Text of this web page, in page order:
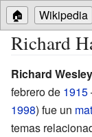
🏠 Wikipedia
Richard
Richard
febrero de 1915
1998) fue un
temas